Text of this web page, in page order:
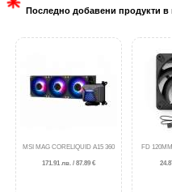
Последно добавени продукти в
MSI MAG CORELIQUID A15 360
171.91 лв. / 87.89 €
FD